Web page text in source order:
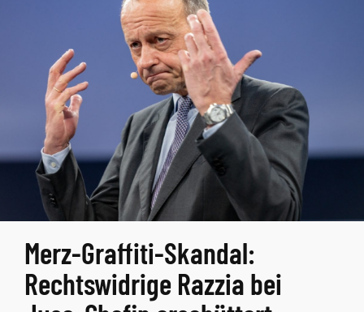
Merz-Graffiti-Skandal:
Rechtswidrige Razzia bei